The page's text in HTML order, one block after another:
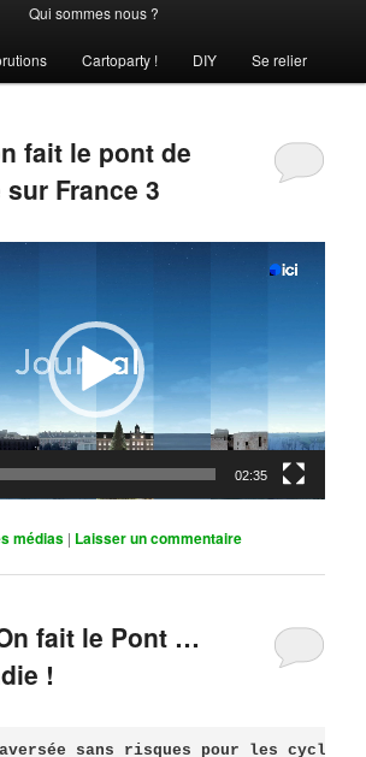
Qui sommes nous ?
Cartoparty ! DIY Se relier
fait le pont de
France 3
02:35
médias | Laisser un commentaire
fait le Pont …
!
sans risques pour les